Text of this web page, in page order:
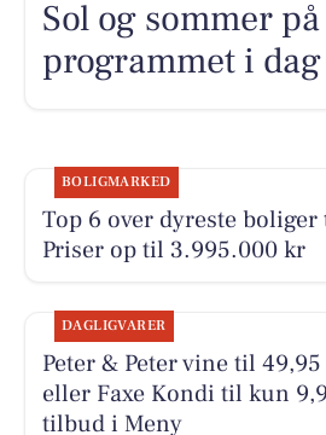
Sol og sommer på
programmet i dag
BOLIGMARKED
Top 6 over dyreste
Priser op til 3.995.000 kr
DAGLIGVARER
Peter & Peter vine til
eller Faxe Kondi til kun
tilbud i Meny